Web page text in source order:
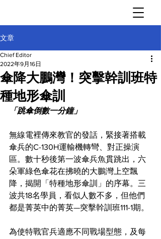
文章
傘降大鵬灣！突擊幹訓班特
種地形傘訓
Chief Editor
2022年9月16日
「跳傘倒數一分鐘」
無線電裡傳來教官的發話，緊接著搭載
傘兵的C-130H運輸機轉彎、對正操演
區。數十秒後第一波傘兵魚貫跳出，六
朵軍綠色傘花在拂曉的大鵬灣上空飄
降，揭開「特種地形傘訓」的序幕。三
波共18名學員，看似人數不多，但他們
都是菁英中的菁英—突擊幹訓班111-1期。
為使特戰官兵適應不同戰場型態，及每